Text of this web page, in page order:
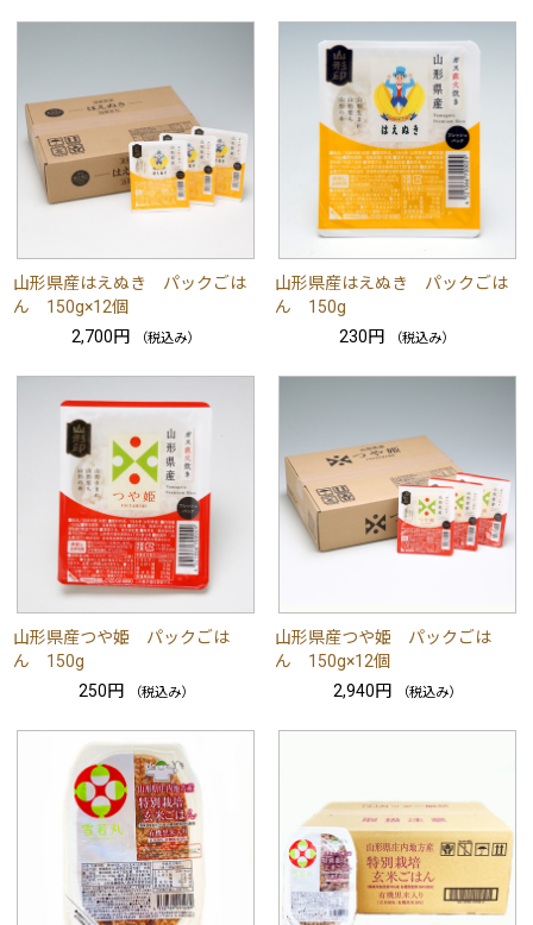
山形県産はえぬき パックごは
ん 150g×12個
2,700円
（税込み）
山形県産はえぬき パックごは
ん 150g
230円
（税込み）
山形県産つや姫 パックごは
ん 150g
250円
（税込み）
山形県産つや姫 パックごは
ん 150g×12個
2,940円
（税込み）